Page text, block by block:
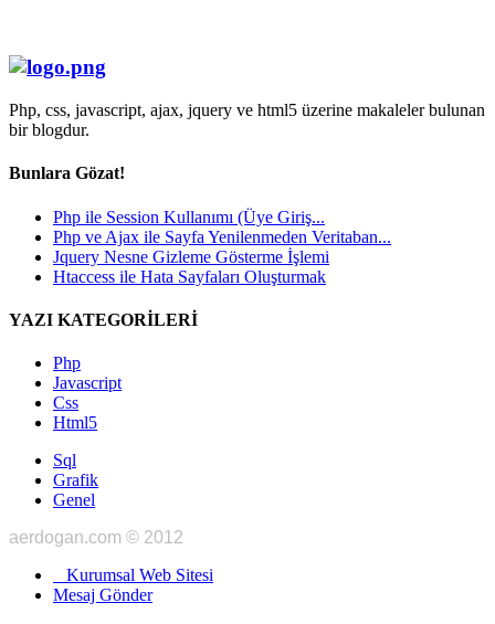
Php, css, javascript, ajax, jquery ve html5 üzerine makaleler bulunan
bir blogdur.
Bunlara Gözat!
Php ile Session Kullanımı (Üye Giriş...
Php ve Ajax ile Sayfa Yenilenmeden Veritaban...
Jquery Nesne Gizleme Gösterme İşlemi
Htaccess ile Hata Sayfaları Oluşturmak
YAZI KATEGORİLERİ
Php
Javascript
Css
Html5
Sql
Grafik
Genel
aerdogan.com © 2012
Kurumsal Web Sitesi
Mesaj Gönder